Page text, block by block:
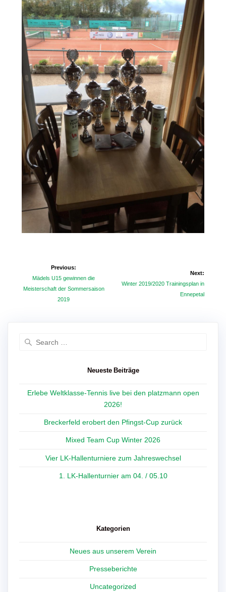
Beitragsnavigation
Previous:
Previous
post:
Mädels U15 gewinnen die
Meisterschaft der Sommersaison
2019
Next:
Next
Winter 2019/2020 Trainingsplan in
Ennepetal
Neueste Beiträge
Erlebe Weltklasse-Tennis live bei den platzmann open
2026!
Breckerfeld erobert den Pfingst-Cup zurück
Mixed Team Cup Winter 2026
Vier LK-Hallenturniere zum Jahreswechsel
1. LK-Hallenturnier am 04. / 05.10
Kategorien
Neues aus unserem Verein
Presseberichte
Uncategorized